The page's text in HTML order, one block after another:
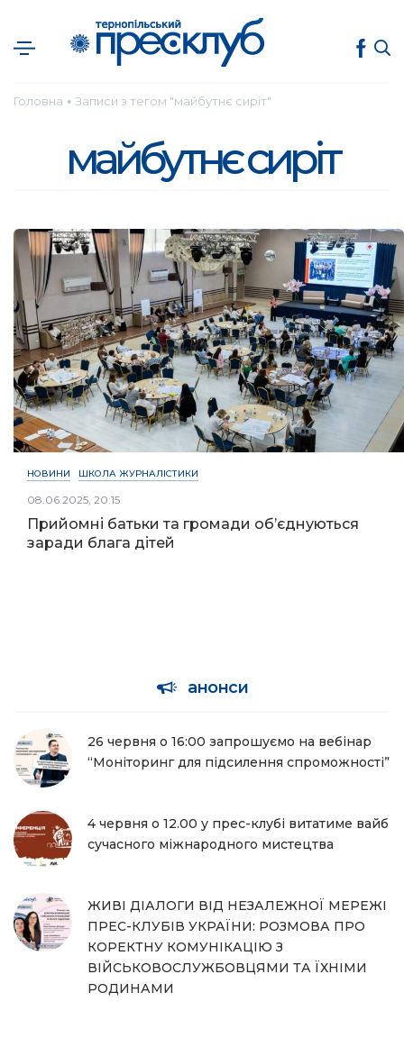
Головна ● Записи з тегом "майбутнє сиріт"
майбутнє сиріт
НОВИНИ ШКОЛА ЖУРНАЛІСТИКИ
08.06.2025, 20:15
Прийомні батьки та громади об’єднуються
заради блага дітей
анонси
26 червня о 16:00 запрошуємо на вебінар
“Моніторинг для підсилення спроможності”
4 червня о 12.00 у прес-клубі витатиме вайб
сучасного міжнародного мистецтва
ЖИВІ ДІАЛОГИ ВІД НЕЗАЛЕЖНОЇ МЕРЕЖІ
ПРЕС-КЛУБІВ УКРАЇНИ: РОЗМОВА ПРО
КОРЕКТНУ КОМУНІКАЦІЮ З
ВІЙСЬКОВОСЛУЖБОВЦЯМИ ТА ЇХНІМИ
РОДИНАМИ